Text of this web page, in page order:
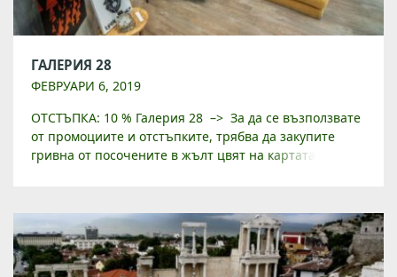
ГАЛЕРИЯ 28
ФЕВРУАРИ 6, 2019
ОТСТЪПКА: 10 % Галерия 28 –> За да се възползвате
от промоциите и отстъпките, трябва да закупите
гривна от посочените в жълт цвят на картата обекти.